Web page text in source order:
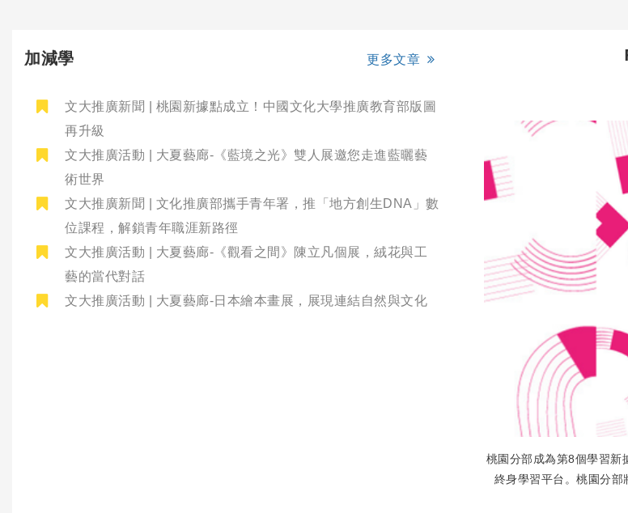
加減學 更多文章
文大推廣新聞 | 桃園新據點成立！中國文化大學推廣教育部版圖
再升級
文大推廣活動 | 大夏藝廊-《藍境之光》雙人展邀您走進藍曬藝
術世界
文大推廣新聞 | 文化推廣部攜手青年署，推「地方創生DNA」數
位課程，解鎖青年職涯新路徑
文大推廣活動 | 大夏藝廊-《觀看之間》陳立凡個展，絨花與工
藝的當代對話
文大推廣活動 | 大夏藝廊-日本繪本畫展，展現連結自然與文化
桃園分部成為第8個學習新
終身學習平台。桃園分部